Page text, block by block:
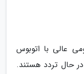
عالی با اتوبوس
حال تردد هستند.